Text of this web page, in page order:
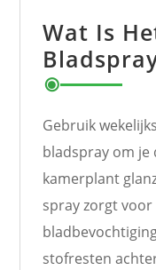
Wat Is
Gebruik
bladspray om je
kamerplant
spray zorgt
stofresten